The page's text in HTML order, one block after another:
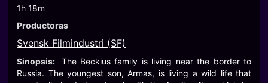
1h 18m
Productoras
Svensk Filmindustri (SF)
Sinopsis:
The Beckius family is living near the border to
Russia. The youngest son, Armas, is living a wild life that